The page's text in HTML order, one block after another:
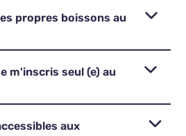
propres boissons au
m'inscris seul (e) au
aux